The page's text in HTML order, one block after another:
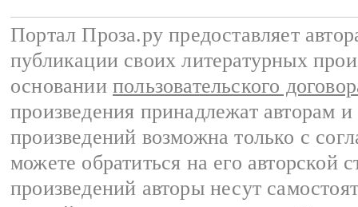
Портал Проза.ру предоставляет
публикации своих литературных
основании пользовательского
произведения принадлежат авторам
произведений возможна только с
можете обратиться на его авторской
произведений авторы несут